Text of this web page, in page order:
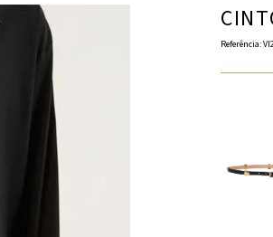
Referência: